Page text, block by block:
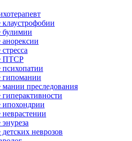
булимии
ПТСР
гипомании
мании преследования
ипохондрии
неврозов